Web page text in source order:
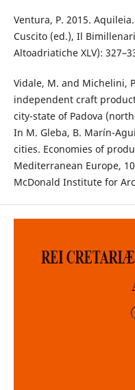
Ventura, P. 2015.
Cuscito (ed.), Il
Altoadriatiche XLV):
Vidale, M. and Michelini,
independent craft
city-state of Padova
In M. Gleba, B. Marín-
cities. Economies of
Mediterranean Europe,
McDonald Institute for